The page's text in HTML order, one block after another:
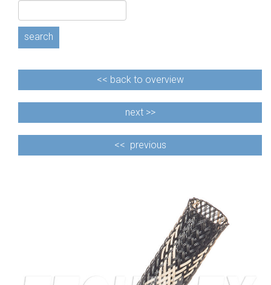
search
<< back to overview
next >>
<< previous